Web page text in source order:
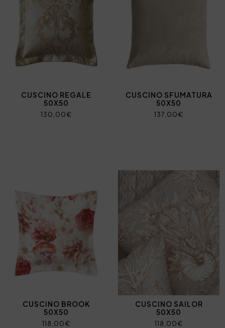
CUSCINO REGALE
50X50
130,00€
CUSCINO SFUMATURA
50X50
137,00€
CUSCINO BROOK
50X50
118,00€
CUSCINO SAILOR
50X50
118,00€